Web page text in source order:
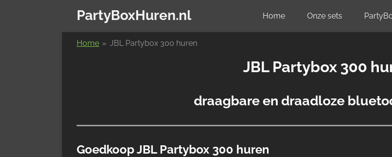
PartyBoxHuren.nl Home Onze sets
Home » JBL Partybox 300 huren
JBL Partybox 300
draagbare en draadloze
Goedkoop JBL Partybox 300 huren